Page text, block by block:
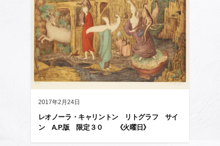
2017年2月24日
レオノーラ・キャリントン リトグラフ サイ
ン A.P.版 限定３０ 《火曜日》